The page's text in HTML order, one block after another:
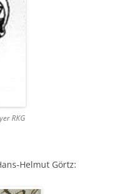
RKG
Helmut Görtz: